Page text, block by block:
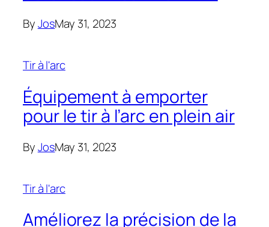
ByJosMay 31, 2023
Tir à l'arc
Équipement à emporter
pour le tir à l’arc en plein air
ByJosMay 31, 2023
Tir à l'arc
Améliorez la précision de la